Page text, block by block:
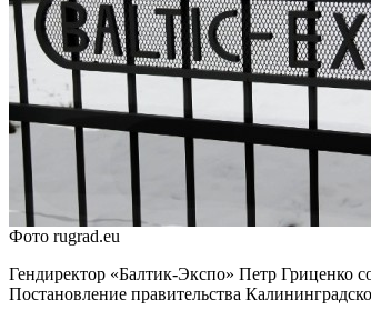
Фото rugrad.eu
Гендиректор «Балтик-Экспо» Петр Гриценко
Постановление правительства